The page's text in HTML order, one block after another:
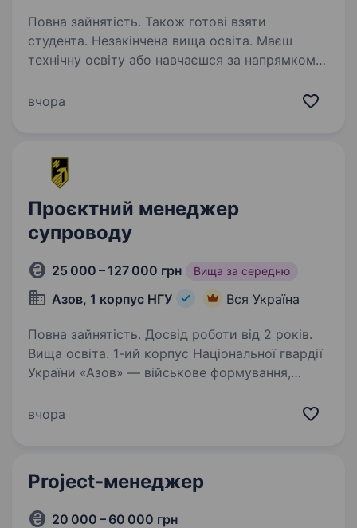
Повна зайнятість. Також готові взяти
студента. Незакінчена вища освіта. Маєш
технічну освіту або навчаєшся за напрямком
проєктування електромереж чи будівництва?
з реальними об'єктами?…
вчора
Проєктний менеджер
супроводу
25 000 – 127 000 грн Вища за середню
Азов, 1 корпус НГУ Вся Україна
Повна зайнятість. Досвід роботи від 2 років.
Вища освіта. 1-ий корпус Національної гвардії
України «Азов» — військове формування,
України. Підрозділ збирає команду
вчора
Project-менеджер
20 000 – 60 000 грн